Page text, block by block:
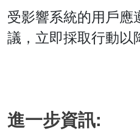
受影響系統的用戶應
議，立即採取行動以
進一步資訊: